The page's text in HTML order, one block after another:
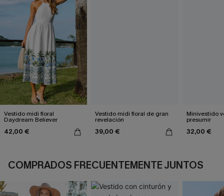
Vestido midi floral
Daydream Believer
42,00 €
Vestido midi floral de gran
revelación
39,00 €
Minivestido
presumir
32,00 €
COMPRADOS FRECUENTEMENTE JUNTOS